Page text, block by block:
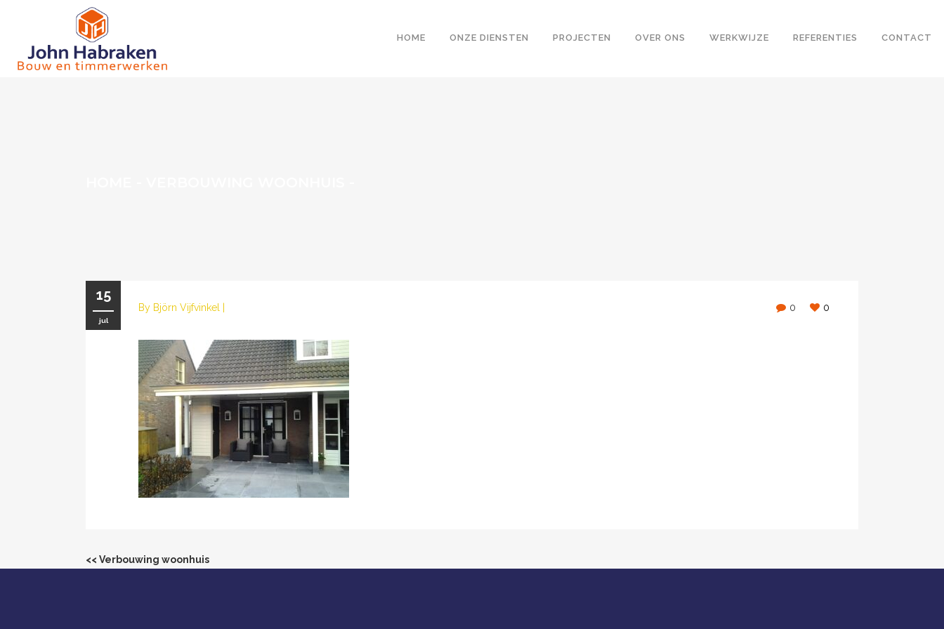
HOME ONZE DIENSTEN PROJECTEN OVER ONS WERKWIJZE REFERENTIES CONTACT
15
jul
By Björn Vijfvinkel 0 0
<< Verbouwing woonhuis